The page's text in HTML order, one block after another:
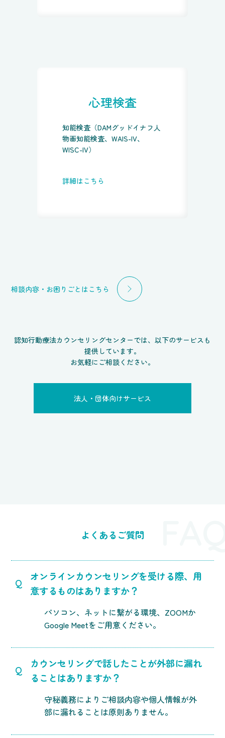
心理検査
知能検査（DAMグッドイナフ人
物画知能検査、WAIS-IV、
WISC-IV）
詳細はこちら
相談内容・お困りごとはこちら
認知行動療法カウンセリングセンターでは、以下のサービスも
提供しています。
お気軽にご相談ください。
法人・団体向けサービス
よくあるご質問
Q
オンラインカウンセリングを受ける際、用
意するものはありますか？
パソコン、ネットに繋がる環境、ZOOMか
Google Meetをご用意ください。
Q
カウンセリングで話したことが外部に漏れ
ることはありますか？
守秘義務によりご相談内容や個人情報が外
部に漏れることは原則ありません。